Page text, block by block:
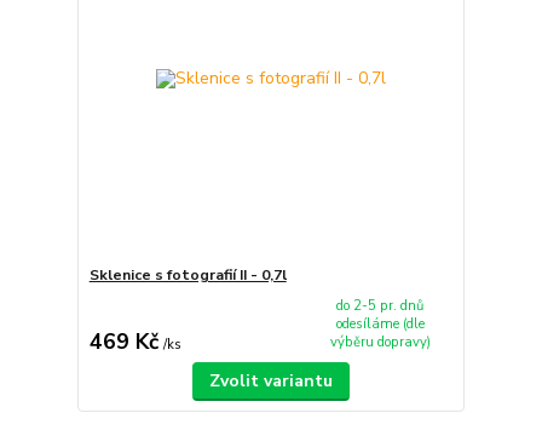
Sklenice s fotografií II - 0,7l
469 Kč /ks
do 2-5 pr. dnů
odesíláme (dle
výběru dopravy)
Zvolit variantu